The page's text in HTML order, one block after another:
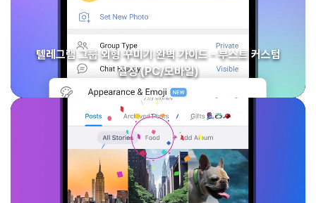
텔레그램 그룹 외형 꾸미기 완벽 가이드 - 부스트 커스텀
설정 (PC/모바일)